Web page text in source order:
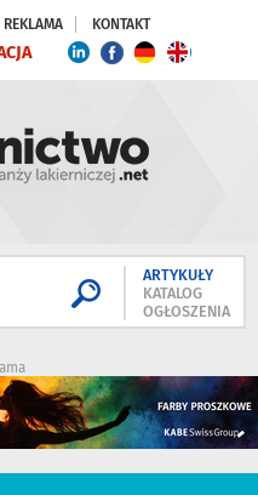
REKLAMA KONTAKT
ARTYKUŁY
KATALOG
OGŁOSZENIA